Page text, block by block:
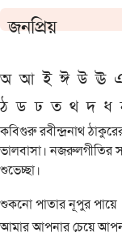
জনপ্রিয়
অ আ ই ঈ উ ঊ
ঠ ড ঢ ত থ দ ধ
কবিগুরু রবীন্দ্রনাথ
ভালবাসা। নজরুলগীতির
শুভেচ্ছা।
শুকনো পাতার নূপুর পায়ে
আমার আপনার চেয়ে